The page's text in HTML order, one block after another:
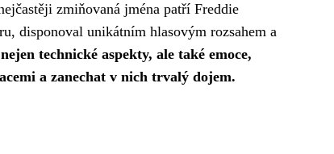
zmiňovaná jména patří Freddie
disponoval unikátním hlasovým rozsahem a
technické aspekty, ale také emoce,
a zanechat v nich trvalý dojem.